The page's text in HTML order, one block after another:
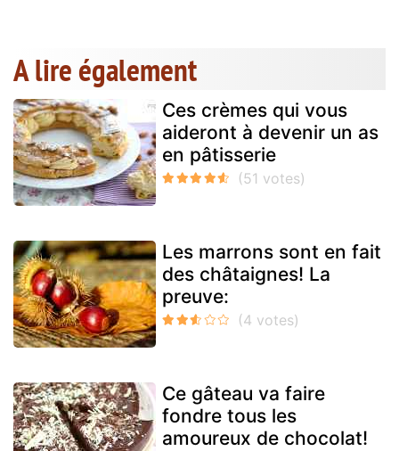
A lire également
Ces crèmes qui vous
aideront à devenir un as
en pâtisserie
Les marrons sont en fait
des châtaignes! La
preuve:
Ce gâteau va faire
fondre tous les
amoureux de chocolat!